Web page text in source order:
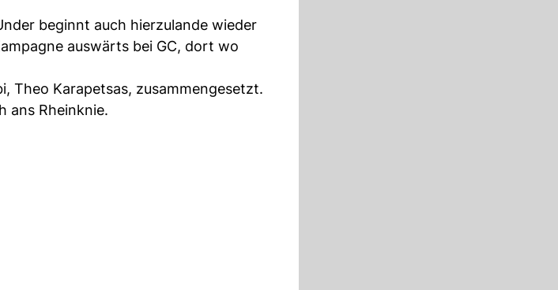
beginnt auch hierzulande wieder
auswärts bei GC, dort wo
Theo Karapetsas, zusammengesetzt.
ans Rheinknie.